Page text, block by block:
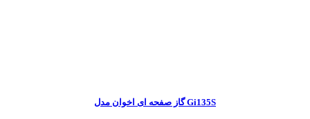
گاز صفحه ای اخوان مدل Gi135S